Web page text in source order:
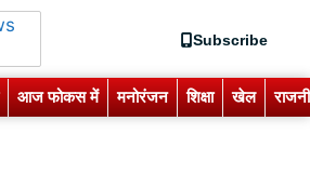
Subscribe
आज फोकस में मनोरंजन शिक्षा खेल